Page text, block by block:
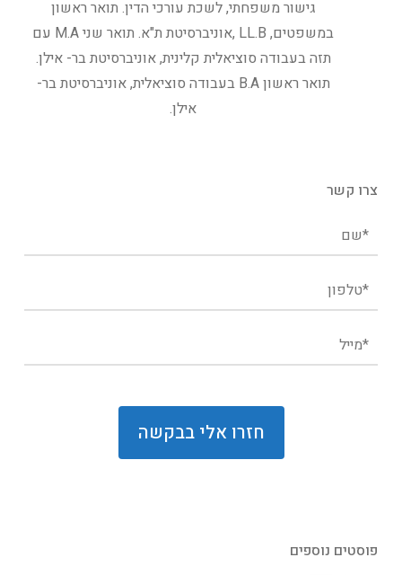
גישור משפחתי, לשכת עורכי הדין. תואר ראשון
במשפטים, LL.B ,אוניברסיטת ת"א. תואר שני M.A עם
תזה בעבודה סוציאלית קלינית, אוניברסיטת בר- אילן.
תואר ראשון B.A בעבודה סוציאלית, אוניברסיטת בר-
אילן.
צרו קשר
פוסטים נוספים